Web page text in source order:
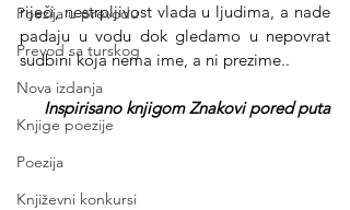
Poezija u prevodu
Prevod sa turskog
Nova izdanja
Knjige poezije
Poezija
Književni konkursi
riječi, nestrpljivost vlada u ljudima, a nade
padaju u vodu dok gledamo u nepovrat
sudbini koja nema ime, a ni prezime..
Inspirisano knjigom Znakovi pored puta